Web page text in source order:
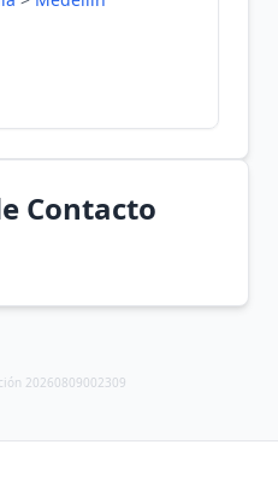
Contacto
20260809002309